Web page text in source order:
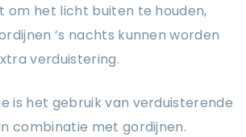
om het licht buiten te houden,
’s nachts kunnen worden
verduistering.
is het gebruik van verduisterende
combinatie met gordijnen.